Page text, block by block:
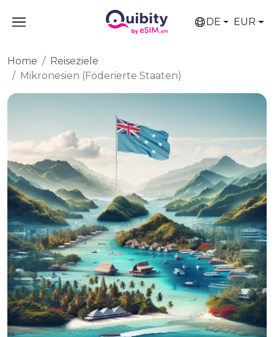
DE EUR
Home
Reiseziele
Mikronesien (Föderierte Staaten)